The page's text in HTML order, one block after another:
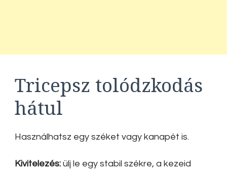
Tricepsz tolódzkodás
hátul
Használhatsz egy széket vagy kanapét is.
Kivitelezés: ülj le egy stabil székre, a kezeid